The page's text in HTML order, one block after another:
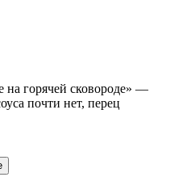
на горячей сковороде» —
почти нет, перец